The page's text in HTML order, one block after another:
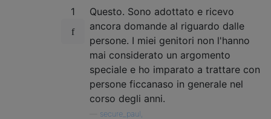
1
Questo. Sono adottato e ricevo
ancora domande al riguardo dalle
persone. I miei genitori non l'hanno
mai considerato un argomento
speciale e ho imparato a trattare con
persone ficcanaso in generale nel
corso degli anni.
secure_paul,